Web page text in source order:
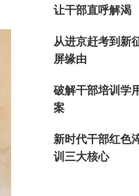
让干部直呼解渴
从进京赶考到新
屏缘由
破解干部培训学
案
新时代干部红色
训三大核心